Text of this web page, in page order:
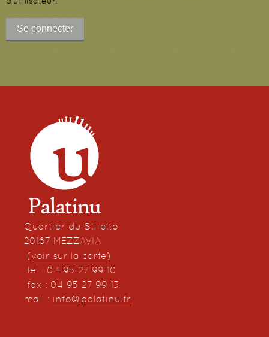
Quartier du Stiletto
20167 MEZZAVIA
(voir sur la carte)
tel : 04 95 27 99 10
fax : 04 95 27 99 13
mail : info@palatinu.fr